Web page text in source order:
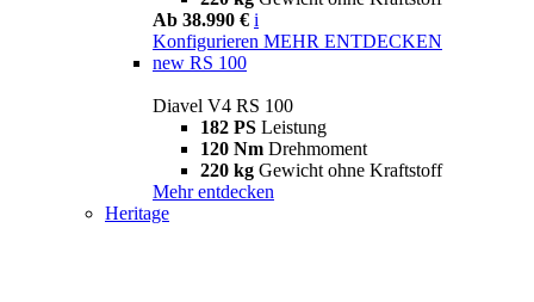
Ab 38.990 € i
Konfigurieren MEHR ENTDECKEN
new RS 100
Diavel V4 RS 100
182 PS Leistung
120 Nm Drehmoment
220 kg Gewicht ohne Kraftstoff
Mehr entdecken
Heritage